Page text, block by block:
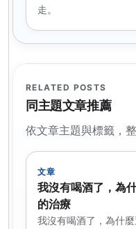
走。
RELATED POSTS
同主題文章推薦
依文章主題與標籤，
文章
我沒有喝酒了，為
的治療
我沒有喝酒了，為什